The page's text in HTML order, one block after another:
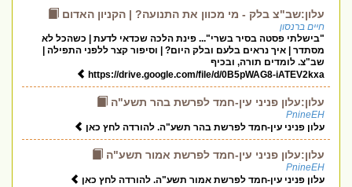
עלון:שב"צ בלק - מי מכוון את התנועה? | הקניון האדום
חיים ברנסון
"בישלתי פסטה בסיר בשרי"... פינת הלכה שכדאי לדעת | כשהכל לא
מסתדר | איך נראים בלעם ובלק היום? | וסיפור קצר ללפני התפילה |
שב"צ. לומדים תורה, ובכיף
https://drive.google.com/file/d/0B5pWAG8-iATEV2kxa
עלון:עלון פניני עין-חמד לפרשת בהר תשע"ה
PnineEH
עלון פניני עין-חמד לפרשת בהר תשע"ה. להורדה לחץ כאן
עלון:עלון פניני עין-חמד לפרשת אמור תשע"ה
PnineEH
עלון פניני עין-חמד לפרשת אמור תשע"ה. להורדה לחץ כאן